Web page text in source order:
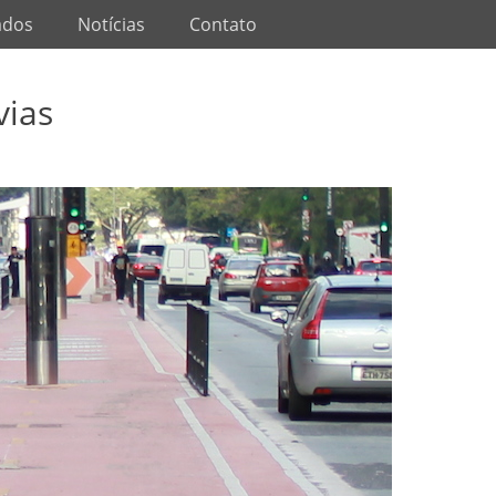
Notícias Contato